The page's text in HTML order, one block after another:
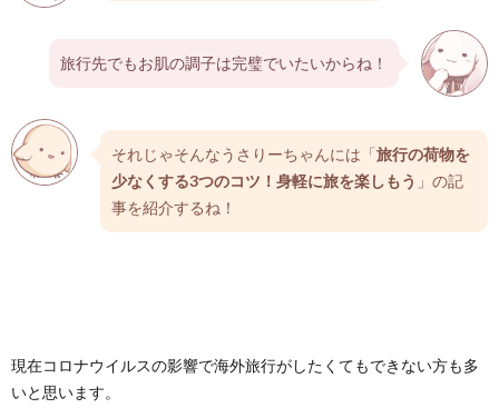
旅行先でもお肌の調子は完璧でいたいからね！
それじゃそんなうさりーちゃんには「旅行の荷物を
少なくする3つのコツ！身軽に旅を楽しもう 」の記
事を紹介するね！
現在コロナウイルスの影響で海外旅行がしたくてもできない方も多
いと思います。